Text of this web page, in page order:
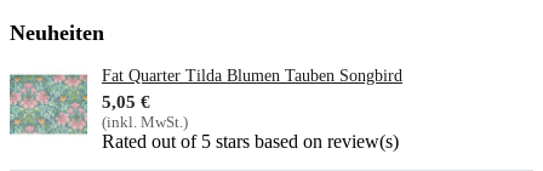
Neuheiten
Fat Quarter Tilda Blumen Tauben Songbird
5,05 €
(inkl. MwSt.)
Rated out of 5 stars based on review(s)